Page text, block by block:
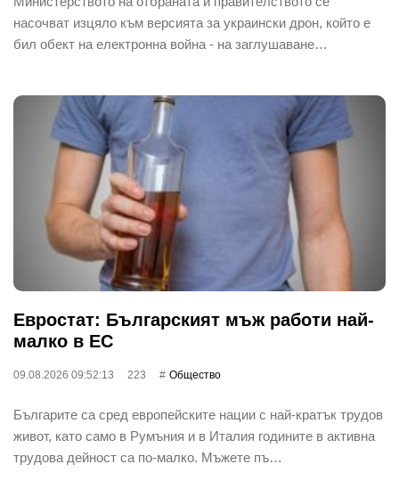
насочват изцяло към версията за украински дрон, който е
бил обект на електронна война - на заглушаване…
Евростат: Българският мъж работи най-
малко в ЕС
09.08.2026 09:52:13 223 Общество
Българите са сред европейските нации с най-кратък трудов
живот, като само в Румъния и в Италия годините в активна
трудова дейност са по-малко. Мъжете пъ…